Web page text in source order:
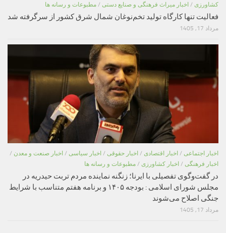
کشاورزی / اخبار میراث فرهنگی و صنایع دستی / مطبوعات و رسانه ها
فعالیت تنها کارگاه تولید تخم‌نوغان شمال شرق کشور از سرگرفته شد
مرداد 17, 1405
اخبار اجتماعی / اخبار اقتصادی / اخبار حقوقی / اخبار سیاسی / اخبار صنعت و معدن /
اخبار فرهنگی / اخبار کشاورزی / مطبوعات و رسانه ها
در گفت‌وگوی تفصیلی با ایرنا؛ زنگنه نماینده مردم تربت حیدریه در
مجلس شورای اسلامی : بودجه ۱۴۰۵ و برنامه هفتم متناسب با شرایط
جنگی اصلاح می‌شوند
مرداد 17, 1405